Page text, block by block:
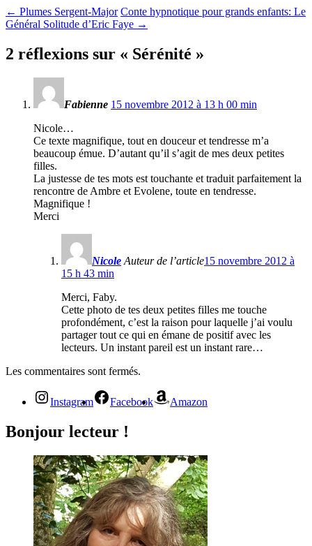
← Plumes Sergent-Major Conte hypnotique pour grands enfants: Le
Général Solitude d’Eric Faye →
2 réflexions sur « Sérénité »
Fabienne 15 novembre 2012 à 13 h 00 min
Nicole…
Ce texte magnifique, tout en douceur et tendresse m’a
beaucoup émue. D’autant qu’il s’agit de mes deux petites
filles.
La justesse de tes mots est touchante et traduit parfaitement la
rencontre de Ambre et Evolene, toute en tendresse.
Magnifique !
Merci
Nicole Auteur de l’article15 novembre 2012 à
15 h 43 min
Merci, Faby.
Cette photo de tes deux petites filles me touche
profondément, c’est la raison pour laquelle j’ai voulu
partager tout ce qui en émane de positif avec les
lecteurs. Un instant pareil est un instant rare…
Les commentaires sont fermés.
Instagram Facebook Amazon
Bonjour lecteur !